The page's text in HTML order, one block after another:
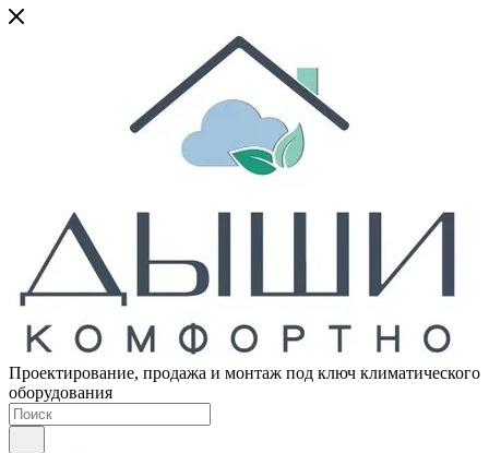
Проектирование, продажа и монтаж под ключ климатического
оборудования